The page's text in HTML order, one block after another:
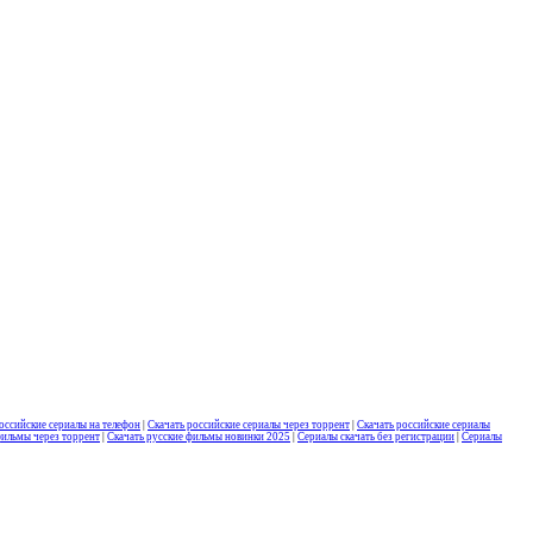
сериалы на телефон Скачать российские сериалы через торрент Скачать российские сериалы
через торрент Скачать русские фильмы новинки 2025 Сериалы скачать без регистрации Сериалы